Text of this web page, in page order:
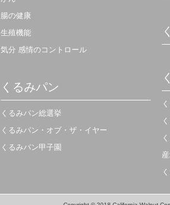
腸の健康
生殖機能
気分 感情のコントロール
くるみパン
くるみパン総選挙
くるみパン・オブ・ザ・イヤー
くるみパン甲子園